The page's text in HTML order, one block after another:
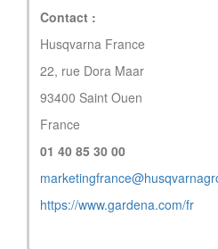
Contact :
Husqvarna France
22, rue Dora Maar
93400 Saint Ouen
France
01 40 85 30 00
https://www.gardena.com/fr